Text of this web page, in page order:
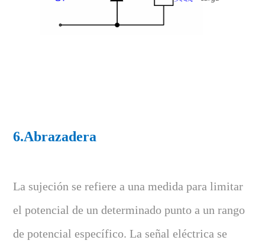
6.Abrazadera
La sujeción se refiere a una medida para limitar
el potencial de un determinado punto a un rango
de potencial específico. La señal eléctrica se